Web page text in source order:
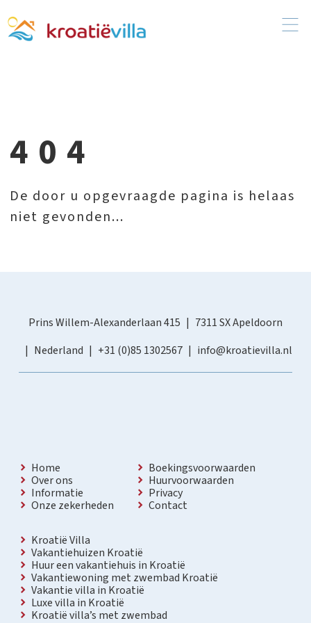
404
De door u opgevraagde pagina is helaas
niet gevonden...
Prins Willem-Alexanderlaan 415
7311 SX Apeldoorn
Nederland
+31 (0)85 1302567 info@kroatievilla.nl
Home
Over ons
Informatie
Onze zekerheden
Boekingsvoorwaarden
Huurvoorwaarden
Privacy
Contact
Kroatië Villa
Vakantiehuizen Kroatië
Huur een vakantiehuis in Kroatië
Vakantiewoning met zwembad Kroatië
Vakantie villa in Kroatië
Luxe villa in Kroatië
Kroatië villa’s met zwembad